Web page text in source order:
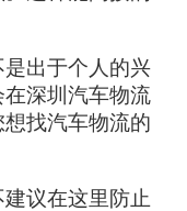
出于个人的兴
深圳汽车物流
找汽车物流的
议在这里防止